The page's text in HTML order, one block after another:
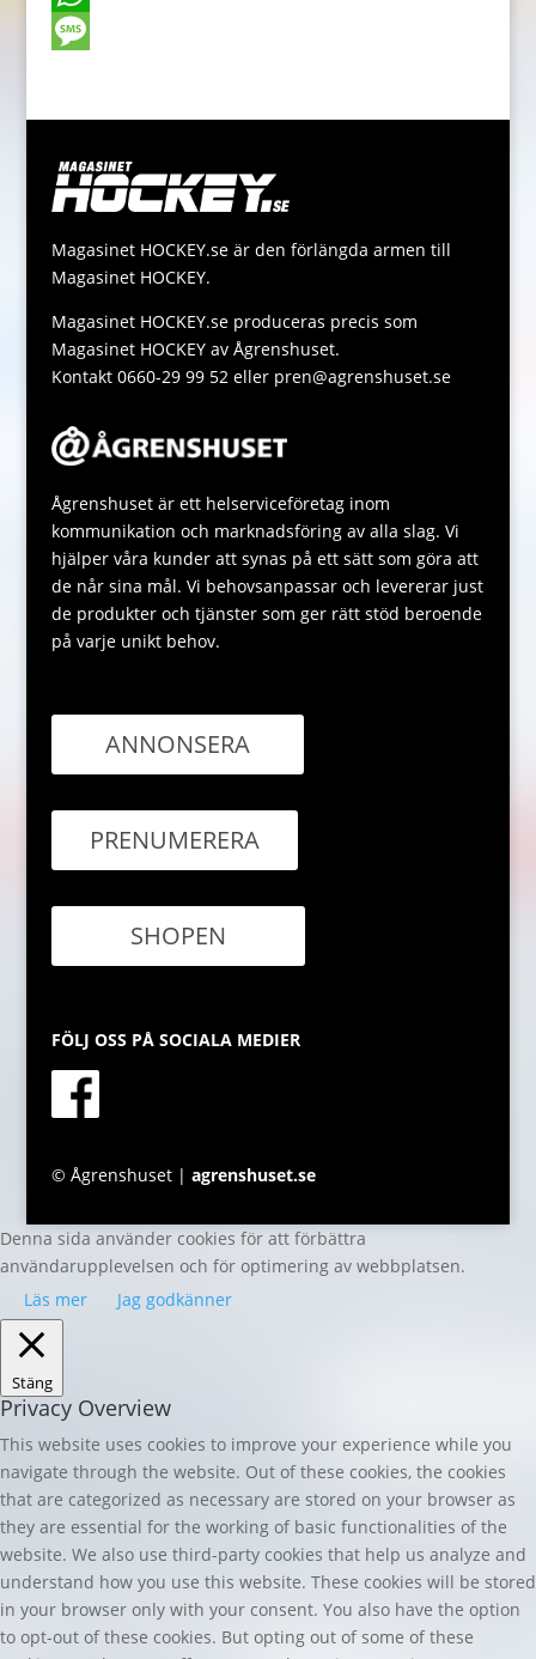
o
e
r
ta
o
i
k
W
s
p
s
g
Magasinet HOCKEY.se är den förlängda armen till
Magasinet HOCKEY.
Magasinet HOCKEY.se produceras precis som
Magasinet HOCKEY av Ågrenshuset.
Kontakt 0660-29 99 52 eller pren@agrenshuset.se
Ågrenshuset är ett helserviceföretag inom
kommunikation och marknadsföring av alla slag. Vi
hjälper våra kunder att synas på ett sätt som göra att
de når sina mål. Vi behovsanpassar och levererar just
de produkter och tjänster som ger rätt stöd beroende
på varje unikt behov.
ANNONSERA
PRENUMERERA
SHOPEN
FÖLJ OSS PÅ SOCIALA MEDIER
© Ågrenshuset | agrenshuset.se
Denna sida använder cookies för att förbättra
användarupplevelsen och för optimering av webbplatsen.
Läs mer
Jag godkänner
Stäng
Privacy Overview
This website uses cookies to improve your experience while you
navigate through the website. Out of these cookies, the cookies
that are categorized as necessary are stored on your browser as
they are essential for the working of basic functionalities of the
website. We also use third-party cookies that help us analyze and
understand how you use this website. These cookies will be stored
in your browser only with your consent. You also have the option
to opt-out of these cookies. But opting out of some of these